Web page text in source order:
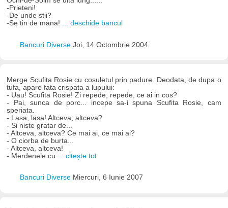
-Prieteni!
-De unde stii?
-Se tin de mana! ... deschide bancul
Bancuri Diverse Joi, 14 Octombrie 2004
Merge Scufita Rosie cu cosuletul prin padure. Deodata, de dupa o
tufa, apare fata crispata a lupului:
- Uau! Scufita Rosie! Zi repede, repede, ce ai in cos?
- Pai, sunca de porc... incepe sa-i spuna Scufita Rosie, cam
speriata.
- Lasa, lasa! Altceva, altceva?
- Si niste gratar de...
- Altceva, altceva? Ce mai ai, ce mai ai?
- O ciorba de burta...
- Altceva, altceva!
- Merdenele cu ... citește tot
Bancuri Diverse Miercuri, 6 Iunie 2007